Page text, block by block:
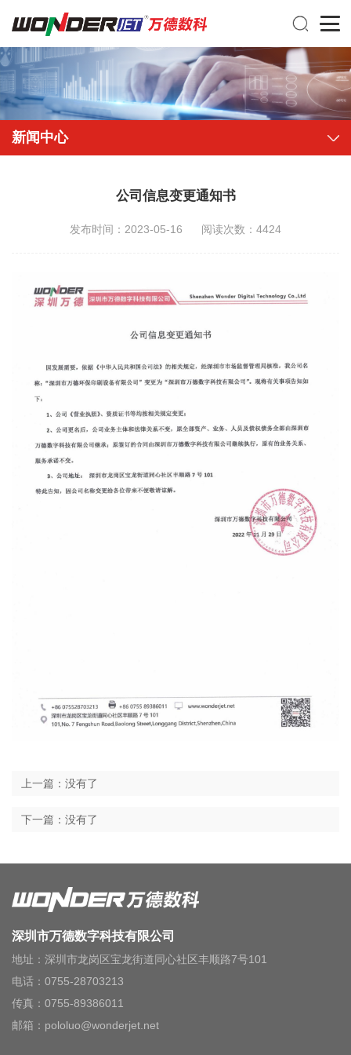
新闻中心
公司信息变更通知书
发布时间：2023-05-16 阅读次数：4424
上一篇：没有了
下一篇：没有了
深圳市万德数字科技有限公司
地址：深圳市龙岗区宝龙街道同心社区丰顺路7号101
电话：0755-28703213
传真：0755-89386011
邮箱：pololuo@wonderjet.net